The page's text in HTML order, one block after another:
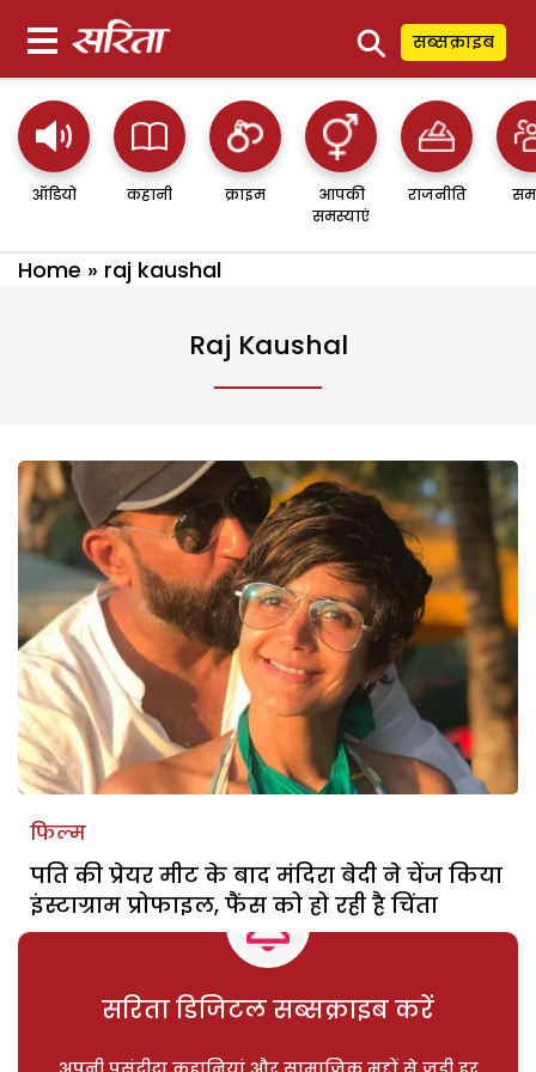
⚲ सब्सक्राइब
ऑडियो कहानी क्राइम
आपकी
समस्याएं
राजनीति
Home » raj kaushal
Raj Kaushal
फिल्म
पति की प्रेयर मीट के बाद मंदिरा बेदी ने चेंज किया
इंस्टाग्राम प्रोफाइल, फैंस को हो रही है चिंता
सरिता डिजिटल सब्सक्राइब करें